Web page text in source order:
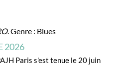
. Genre : Blues
2026
Paris s'est tenue le 20 juin